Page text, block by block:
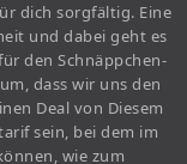
dich sorgfältig. Eine
und dabei geht es
den Schnäppchen-
dass wir uns den
Deal von Diesem
sein, bei dem im
wie zum